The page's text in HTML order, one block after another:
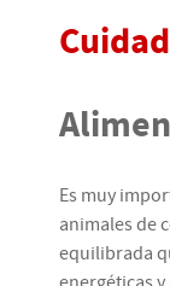
Es muy
animales de
equilibrada